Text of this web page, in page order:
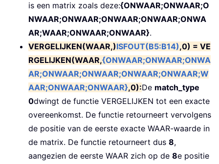
is een matrix zoals deze:{ONWAAR;ONWAAR;O
NWAAR;ONWAAR;ONWAAR;ONWAAR;ONWA
AR;WAAR;ONWAAR;ONWAAR}.
VERGELIJKEN(WAAR,)ISFOUT(B5:B14),0) = VE
RGELIJKEN(WAAR,{ONWAAR;ONWAAR;ONWA
AR;ONWAAR;ONWAAR;ONWAAR;ONWAAR;W
AAR;ONWAAR;ONWAAR},0):De match_type
0dwingt de functie VERGELIJKEN tot een exacte
overeenkomst. De functie retourneert vervolgens
de positie van de eerste exacte WAAR-waarde in
de matrix. De functie retourneert dus 8,
aangezien de eerste WAAR zich op de 8e positie